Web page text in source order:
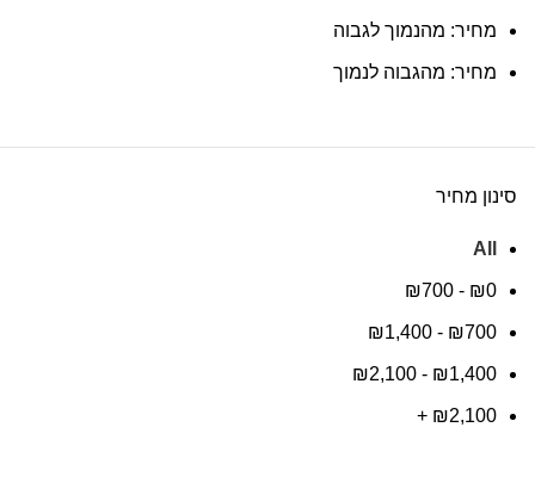
מחיר: מהנמוך לגבוה
מחיר: מהגבוה לנמוך
סינון מחיר
All
₪0
-
₪700
₪700
-
₪1,400
₪1,400
-
₪2,100
₪2,100
+